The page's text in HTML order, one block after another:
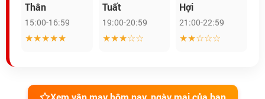
Thân
15:00-16:59
★★★★★
Tuất
19:00-20:59
★★★☆☆
Hợi
21:00-22:59
★★☆☆☆